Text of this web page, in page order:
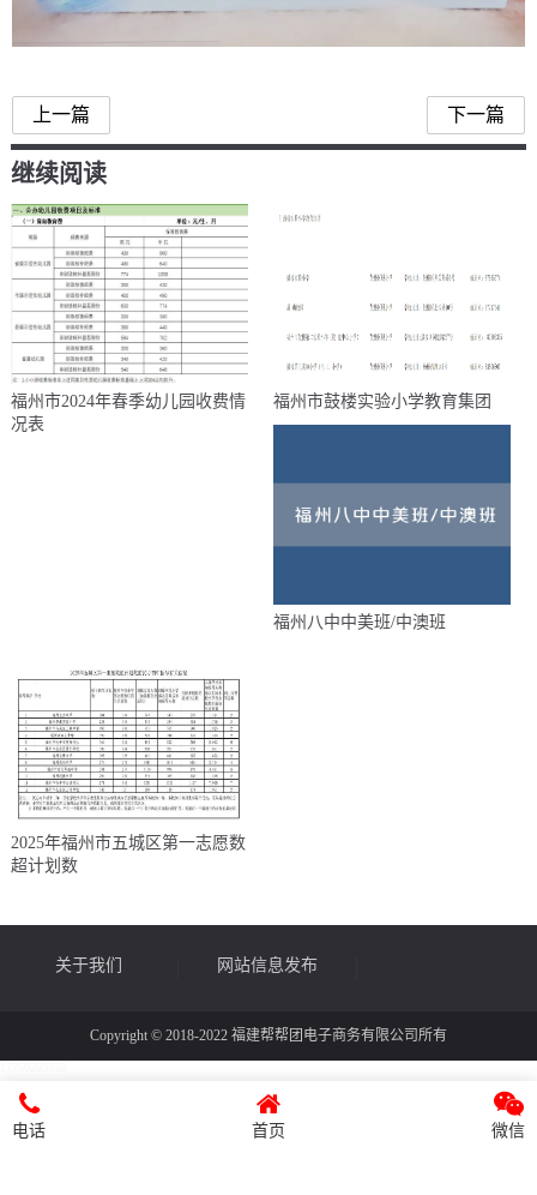
上一篇 下一篇
继续阅读
福州市2024年春季幼儿园收费情
况表
福州市鼓楼实验小学教育集团
福州八中中美班/中澳班
2025年福州市五城区第一志愿数
超计划数
关于我们 网站信息发布
Copyright © 2018-2022 福建帮帮团电子商务有限公司所有
电话 首页 微信